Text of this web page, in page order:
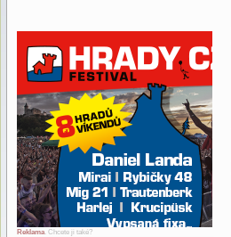
Reklama. Chcete ji také?